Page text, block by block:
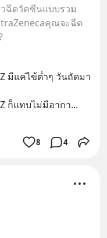
ฉีดวัคซีนแบบรวม
คุณจะฉีด
มีแค่ไข้ต่ำๆ วันถัดมา
ก็แทบไม่มีอากา...
8 4